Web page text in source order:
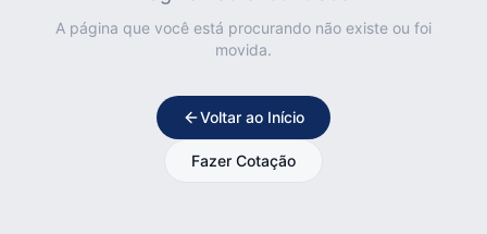
A página que você está procurando não existe ou foi
movida.
Voltar ao Início
Fazer Cotação